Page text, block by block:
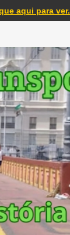
aqui para ver.